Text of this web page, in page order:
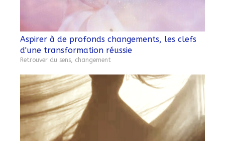
Aspirer à de profonds changements, les clefs
d'une transformation réussie
Retrouver du sens, changement